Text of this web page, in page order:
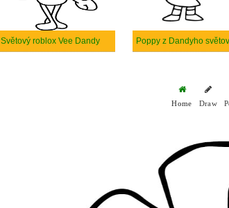
Světový roblox Vee Dandy
Home Draw